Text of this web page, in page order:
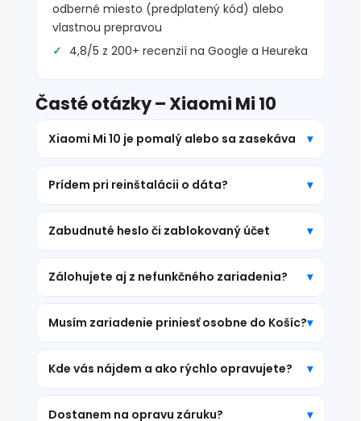
odberné miesto (predplatený kód) alebo
vlastnou prepravou
4,8/5 z 200+ recenzií na Google a Heureka
Časté otázky – Xiaomi Mi 10
Xiaomi Mi 10 je pomalý alebo sa zasekáva
Prídem pri reinštalácii o dáta?
Zabudnuté heslo či zablokovaný účet
Zálohujete aj z nefunkčného zariadenia?
Musím zariadenie priniesť osobne do Košíc?
Kde vás nájdem a ako rýchlo opravujete?
Dostanem na opravu záruku?